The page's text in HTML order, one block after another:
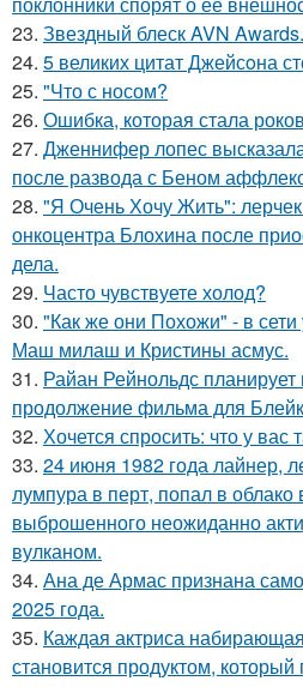
23. Звездный блеск AVN Awards.
24. 5 великих цитат Джейсoна
25. "Что с носом?
26. Ошибка, которая стала
27. Дженнифер лопес
после развода с Беном
28. "Я Очень Хочу Жить":
онкоцентра Блохина после
дела.
29. Часто чувствуете холод?
30. "Как же они Похожи" - в сети
Маш милаш и Кристины асмус.
31. Райан Рейнольдс
продолжение фильма для
32. Хочется спросить: что у вас
33. 24 июня 1982 года лайнер,
лумпура в перт, попал в облако
выброшенного неожиданно
вулканом.
34. Ана де Армас признана
2025 года.
35. Каждая актриса
становится продуктом,